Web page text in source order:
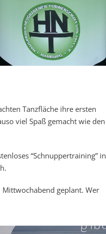
Tanzfläche ihre ersten
viel Spaß gemacht wie den
“Schnuppertraining” in
Mittwochabend geplant. Wer